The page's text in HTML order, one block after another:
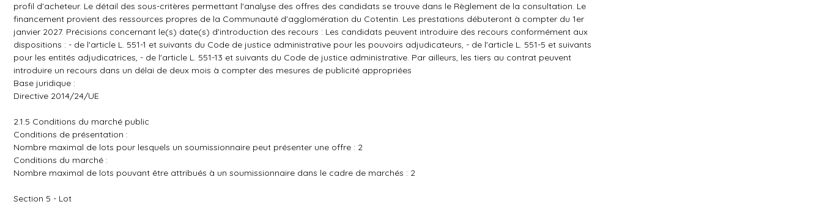
profil d'acheteur. Le détail des sous-critères permettant l'analyse des offres des candidats se trouve dans le Règlement de la consultation. Le
financement provient des ressources propres de la Communauté d'agglomération du Cotentin. Les prestations débuteront à compter du 1er
janvier 2027. Précisions concernant le(s) date(s) d'introduction des recours : Les candidats peuvent introduire des recours conformément aux
dispositions : - de l'article L. 551-1 et suivants du Code de justice administrative pour les pouvoirs adjudicateurs, - de l'article L. 551-5 et suivants
pour les entités adjudicatrices, - de l'article L. 551-13 et suivants du Code de justice administrative. Par ailleurs, les tiers au contrat peuvent
introduire un recours dans un délai de deux mois à compter des mesures de publicité appropriées
Base juridique :
Directive 2014/24/UE
2.1.5 Conditions du marché public
Conditions de présentation :
Nombre maximal de lots pour lesquels un soumissionnaire peut présenter une offre : 2
Conditions du marché :
Nombre maximal de lots pouvant être attribués à un soumissionnaire dans le cadre de marchés : 2
Section 5 - Lot